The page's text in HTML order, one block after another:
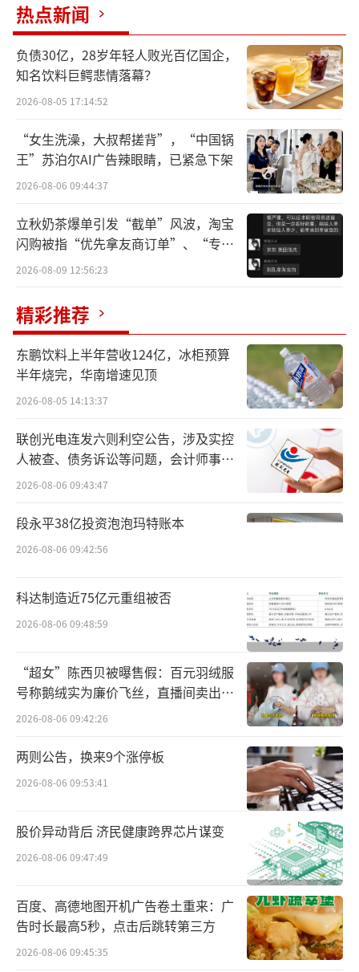
斋”粽子摊。14年后，陈星海在广州西关竖
起“西南酒家”招牌。
两家相隔1200公里的老字号，一个扎根江
南糯米之乡，一个深耕岭南早茶文化，就此在
节令食品赛道埋下命运的伏笔。
五芳斋可谓是节令食品赛道的先行者，其
自成立之初便扎根粽子赛道，通过建成专业化
粽子厂、布局原料基地稳固供应链，推进品牌
年轻化等策略，成为国内家喻户晓的“粽子大
王”。
节令赛道的天花板，五芳斋很早就意识
到，2019年，全面启动“糯+”战略。但此后，
公司对粽子的依赖不降反升。2018年粽子系列
占公司主营业务营收比例为66.28%，2024年，
与五芳斋不同的是，广州酒家最早凭借粤
菜与广式点心在市场站稳脚跟，直到上世纪80
年代后，才开始建立利口福食品工厂，专事月
价收购了“月饼泰斗”陶陶居，持续加码月饼
业务。
2023年-2024年，月饼产业均为广州酒家带
来约3成的营业收入，且月饼业务毛利率均高达
52%左右，约是餐饮业务毛利率的3.3倍，贡献
了公司利润的“半壁江山”。
两家老字号路径迥异却暗藏共性：五芳斋
热点新闻
负债30亿，28岁年轻人败光百亿国企，
知名饮料巨鳄悲情落幕？
2026-08-05 17:14:52
“女生洗澡，大叔帮搓背”，“中国锅
王”苏泊尔AI广告辣眼睛，已紧急下架
2026-08-06 09:44:37
立秋奶茶爆单引发“截单”风波，淘宝
闪购被指“优先拿友商订单”、“专挑
贵的拿”
2026-08-09 12:56:23
精彩推荐
东鹏饮料上半年营收124亿，冰柜预算
半年烧完，华南增速见顶
2026-08-05 14:13:37
联创光电连发六则利空公告，涉及实控
人被查、债务诉讼等问题，会计师事务
所曾出具“保留意见”
2026-08-06 09:43:47
段永平38亿投资泡泡玛特账本
2026-08-06 09:42:56
科达制造近75亿元重组被否
2026-08-06 09:48:59
“超女”陈西贝被曝售假：百元羽绒服
号称鹅绒实为廉价飞丝，直播间卖出超
百万元
2026-08-06 09:42:26
两则公告，换来9个涨停板
2026-08-06 09:53:41
股价异动背后 济民健康跨界芯片谋变
2026-08-06 09:47:49
百度、高德地图开机广告卷土重来：广
告时长最高5秒，点击后跳转第三方
2026-08-06 09:45:35